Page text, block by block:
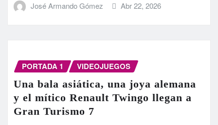
José Armando Gómez Abr 22, 2026
PORTADA 1 VIDEOJUEGOS
Una bala asiática, una joya alemana
y el mítico Renault Twingo llegan a
Gran Turismo 7